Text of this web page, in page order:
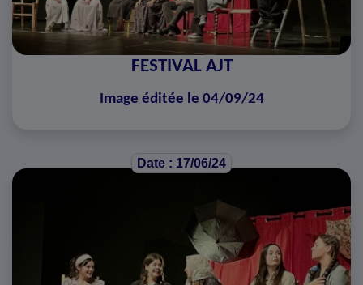
FESTIVAL AJT
Image éditée le 04/09/24
Date : 17/06/24